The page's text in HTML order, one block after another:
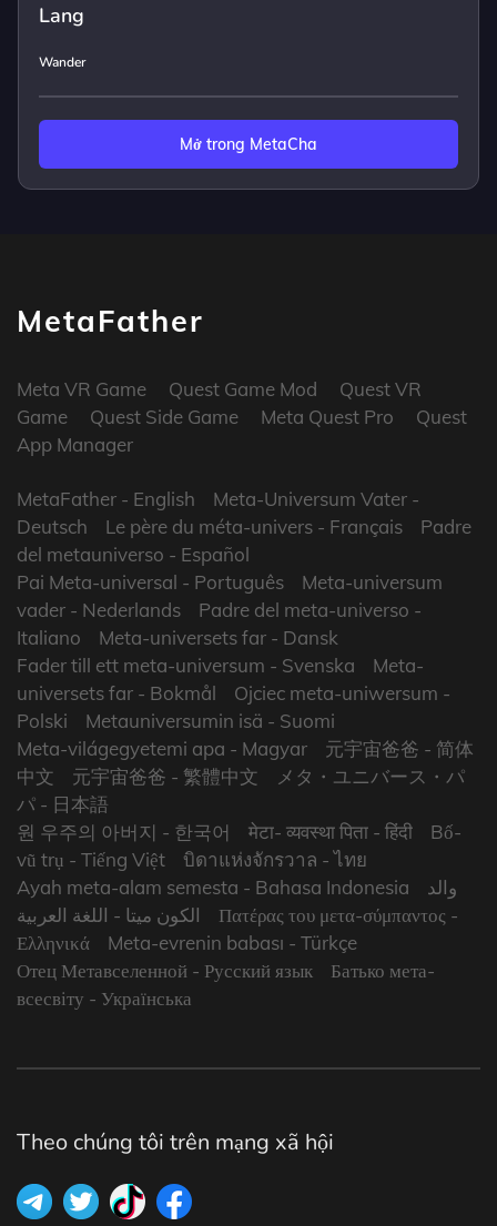
Lang
Wander
Mở trong MetaCha
MetaFather
Meta VR Game Quest Game Mod
Quest VR
Game
Quest Side Game Meta Quest Pro
Quest
App Manager
MetaFather - English Meta-Universum Vater -
Deutsch
Le père du méta-univers - Français
Padre
del metauniverso - Español
Pai Meta-universal - Português
Meta-universum
vader - Nederlands Padre del meta-universo -
Italiano
Meta-universets far - Dansk
Fader till ett meta-universum - Svenska
Meta-
universets far - Bokmål Ojciec meta-uniwersum -
Polski
Metauniversumin isä - Suomi
Meta-világegyetemi apa - Magyar 元宇宙爸爸 - 简体
中文
元宇宙爸爸 - 繁體中文
メタ・ユニバース・パ
パ - 日本語
원 우주의 아버지 - 한국어 मेटा- व्यवस्था पिता - हिंदी
Bố-
vũ trụ - Tiếng Việt บิดาแห่งจักรวาล - ไทย
Ayah meta-alam semesta - Bahasa Indonesia
والد
الكون ميتا - اللغة العربية Πατέρας του μετα-σύμπαντος -
Ελληνικά
Meta-evrenin babası - Türkçe
Отец Метавселенной - Русский язык
Батько мета-
всесвіту - Українська
Theo chúng tôi trên mạng xã hội